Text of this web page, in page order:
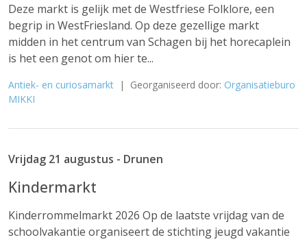
Deze markt is gelijk met de Westfriese Folklore, een
begrip in WestFriesland. Op deze gezellige markt
midden in het centrum van Schagen bij het horecaplein
is het een genot om hier te...
Antiek- en curiosamarkt | Georganiseerd door: Organisatieburo
MIKKI
Vrijdag 21 augustus - Drunen
Kindermarkt
Kinderrommelmarkt 2026 Op de laatste vrijdag van de
schoolvakantie organiseert de stichting jeugd vakantie